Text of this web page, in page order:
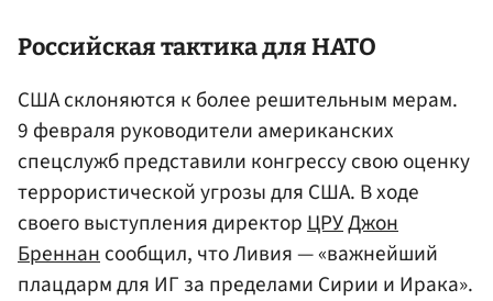
Российская тактика для НАТО
США склоняются к более решительным мерам.
9 февраля руководители американских
спецслужб представили конгрессу свою оценку
террористической угрозы для США. В ходе
своего выступления директорЦРУДжон
Бреннансообщил, что Ливия — «важнейший
плацдарм для ИГ за пределами Сирии и Ирака».